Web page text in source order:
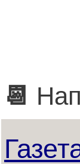
📆